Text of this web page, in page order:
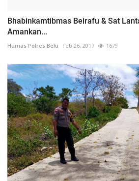
Bhabinkamtibmas Beirafu & Sat
Amankan...
Humas Polres Belu Feb 26, 2017 1679